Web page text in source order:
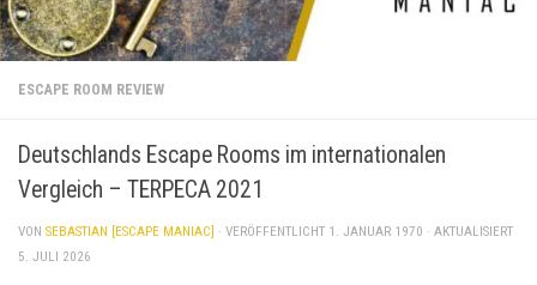
ESCAPE ROOM REVIEW
Deutschlands Escape Rooms im internationalen
Vergleich – TERPECA 2021
VON SEBASTIAN [ESCAPE MANIAC] · VERÖFFENTLICHT 1. JANUAR 1970 · AKTUALISIERT
5. JULI 2026